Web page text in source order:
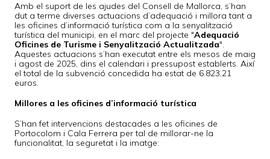
Amb el suport de les ajudes del Consell de Mallorca, s’han
dut a terme diverses actuacions d’adequació i millora tant a
les oficines d’informació turística com a la senyalització
turística del municipi, en el marc del projecte "Adequació
Oficines de Turisme i Senyalització Actualitzada".
Aquestes actuacions s’han executat entre els mesos de maig
i agost de 2025, dins el calendari i pressupost establerts. Així
el total de la subvenció concedida ha estat de 6.823,21
euros.
Millores a les oficines d’informació turística
S’han fet intervencions destacades a les oficines de
Portocolom i Cala Ferrera per tal de millorar-ne la
funcionalitat, la seguretat i la imatge: